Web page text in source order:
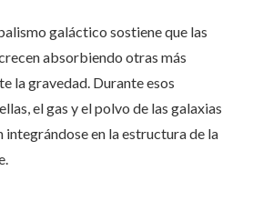
galáctico sostiene que las
absorbiendo otras más
la gravedad. Durante esos
el gas y el polvo de las galaxias
integrándose en la estructura de la